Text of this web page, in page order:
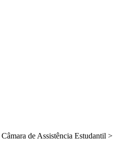
Câmara de Assistência Estudantil >